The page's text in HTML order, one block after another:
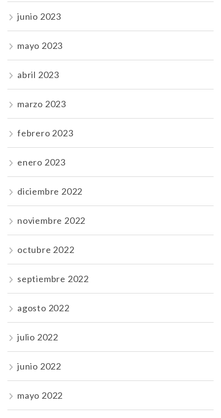
junio 2023
mayo 2023
abril 2023
marzo 2023
febrero 2023
enero 2023
diciembre 2022
noviembre 2022
octubre 2022
septiembre 2022
agosto 2022
julio 2022
junio 2022
mayo 2022